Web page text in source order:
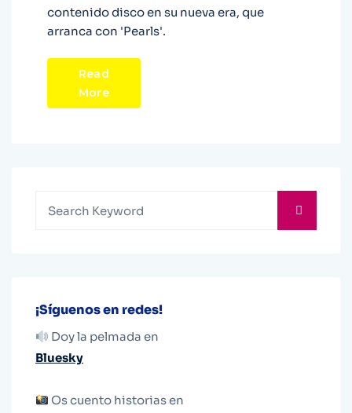
contenido disco en su nueva era, que
arranca con 'Pearls'.
Read
More
¡Síguenos en redes!
Doy la pelmada en
Bluesky
Os cuento historias en